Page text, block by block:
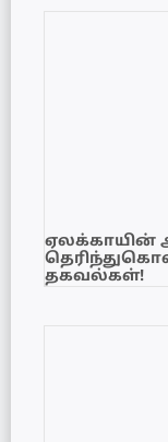
ஏலக்காயின்
தகவல்கள்!